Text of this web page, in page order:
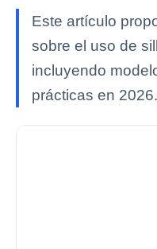
Este artículo
sobre el uso de
incluyendo
prácticas en 2026.